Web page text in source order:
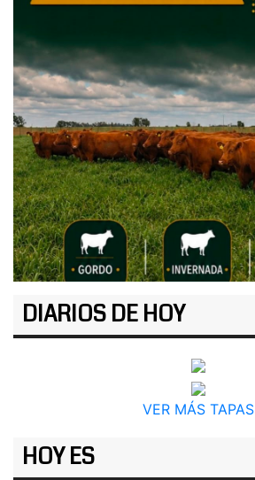
DIARIOS DE HOY
VER MÁS TAPAS
HOY ES